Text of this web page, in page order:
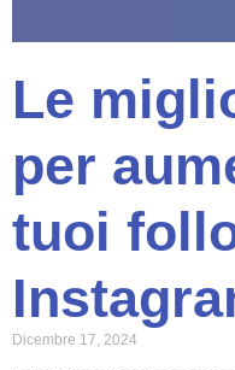
Le
per
tuoi
Dicembre 17, 2024